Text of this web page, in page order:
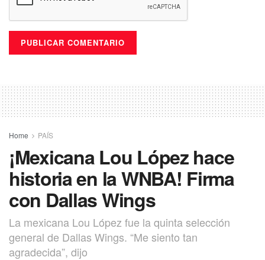
Home PAÍS
¡Mexicana Lou López hace
historia en la WNBA! Firma
con Dallas Wings
La mexicana Lou López fue la quinta selección
general de Dallas Wings. “Me siento tan
agradecida”, dijo